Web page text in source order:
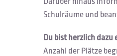
Schulräume und
Du bist herzlich dazu
Anzahl der Plätze